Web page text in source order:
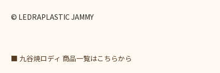
© LEDRAPLASTIC JAMMY
■ 九谷焼ロディ 商品一覧はこちらから